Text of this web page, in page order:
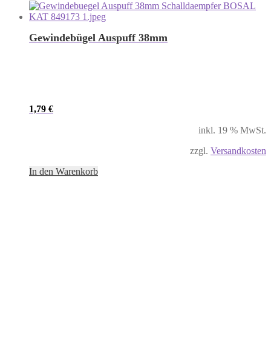
Gewindebügel Auspuff 38mm
1,79 €
inkl. 19 % MwSt.
zzgl. Versandkosten
In den Warenkorb